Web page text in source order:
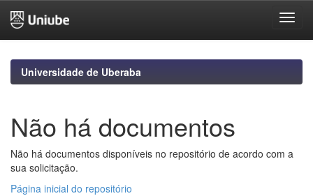
navigationUniversidade de Uberaba
Não há documentos
Não há documentos disponíveis no repositório de acordo com a
sua solicitação.
Página inicial do repositório